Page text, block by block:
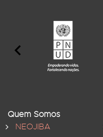
Quem Somos
NEOJIBA